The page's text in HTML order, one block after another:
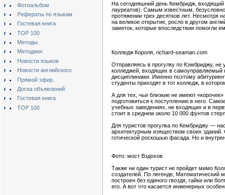
Фотоальбом
Рефераты по языкам
Гостевая книга
TOP 100
Методы.
Методики.
Новости языков
Новости английского
Прямой эфир.
Доска объявлений
Гостевая книга
TOP 100
На сегодняшний день Кембридж,
лауреатов). Самым известным,
протяжении трех десятков лет. Несмотря
на великое открытие, росло в другом
заметок, которые впоследствии помогли
Колледж Короля, richard-seaman.com
Отправляясь в прогулку по Кэмбриджу, не
колледжей, входящих в самоуправляемый
дисциплинами. Именно поэтому
студенты приходят в тот колледж, в
А для тех, чьи близкие не имеют
подготовиться к поступлению в него.
учебных заведениях, не входящих и в
стоит в среднем около 10 000 фунтов
Для туристов прогулка по Кембриджу —
архитектурным изяществом своих
готической роскошью фасада. Но и
Фото: мост Вздохов
Также ни один турист не пройдет мимо
создателей. По легенде,
построен без единого гвоздя, гайки или
его. А вот что касается инженерных